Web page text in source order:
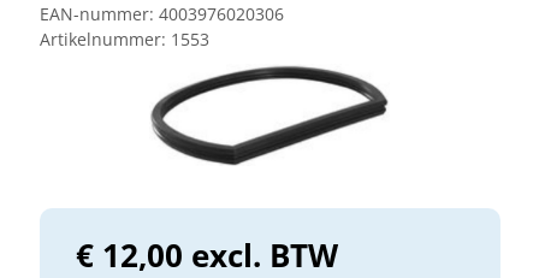
EAN-nummer: 4003976020306
Artikelnummer: 1553
€ 12,00 excl. BTW